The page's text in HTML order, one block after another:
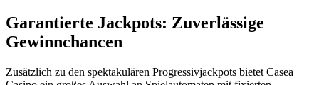
Garantierte Jackpots: Zuverlässige
Gewinnchancen
Zusätzlich zu den spektakulären Progressivjackpots bietet Casea